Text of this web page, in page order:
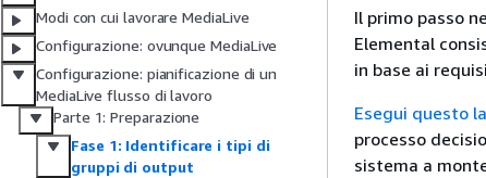
Modi con cui lavorare MediaLive
Configurazione: ovunque MediaLive
Configurazione: pianificazione di un
MediaLive flusso di lavoro
Parte 1: Preparazione
Fase 1: Identificare i tipi di
gruppi di output
Il primo passo
Elemental
in base ai
Esegui questo
processo
sistema a